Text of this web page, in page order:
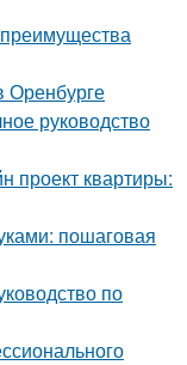
Оренбурге
руководство
проект квартиры:
пошаговая
по